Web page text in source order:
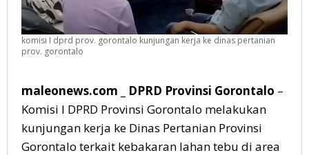
komisi I dprd prov. gorontalo kunjungan kerja ke dinas pertanian
prov. gorontalo
maleonews.com _ DPRD Provinsi Gorontalo –
Komisi I DPRD Provinsi Gorontalo melakukan
kunjungan kerja ke Dinas Pertanian Provinsi
Gorontalo terkait kebakaran lahan tebu di area